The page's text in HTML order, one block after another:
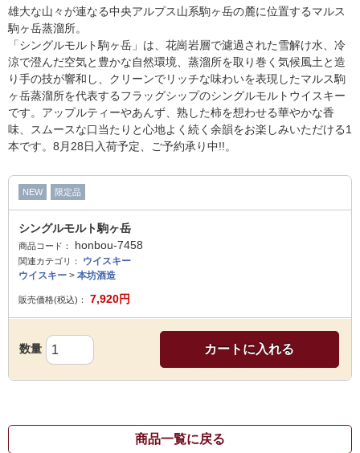
雄大な山々が連なる中央アルプス山系駒ヶ岳の麓に位置するマルス
駒ヶ岳蒸溜所。
「シングルモルト駒ヶ岳」は、花崗岩層で濾過された雪解け水、冷
涼で澄んだ空気と豊かな自然環境、蒸溜所を取り巻く気候風土と造
り手の技が響和し、クリーンでリッチな味わいを表現したマルス駒
ヶ岳蒸溜所を代表するフラッグシップのシングルモルトウイスキー
です。アップルティーやあんず、熟した柿を想わせる華やかな香
味、スムースな口当たりと心地よく続く余韻をお楽しみいただける1
本です。8月28日入荷予定、ご予約承り中!!。
NEW 限定品
シングルモルト駒ヶ岳
商品コード： honbou-7458
関連カテゴリ：
ウイスキー
ウイスキー > 本坊酒造
販売価格(税込)： 7,920円
数量 カートに入れる
商品一覧に戻る